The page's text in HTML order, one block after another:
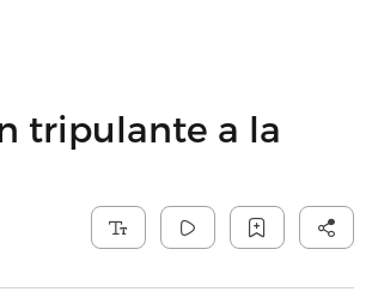
tripulante a la